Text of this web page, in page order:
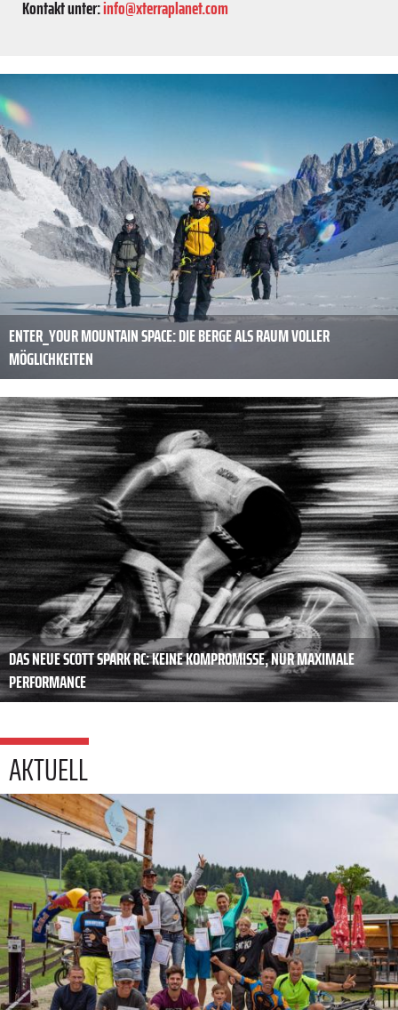
Kontakt unter:info@xterraplanet.com
ENTER_YOUR MOUNTAIN SPACE: DIE BERGE ALS RAUM VOLLER
MÖGLICHKEITEN
DAS NEUE SCOTT SPARK RC: KEINE KOMPROMISSE, NUR MAXIMALE
PERFORMANCE
AKTUELL